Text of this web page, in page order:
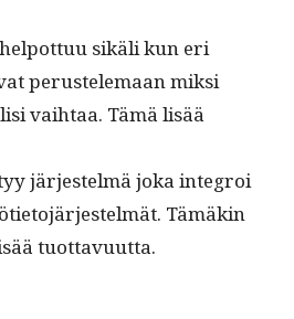
sikäli kun eri
perustele­maan mik­si
vai­h­taa. Tämä lisää
jär­jestelmä joka inte­groi
Tämäkin
tuottavuutta.